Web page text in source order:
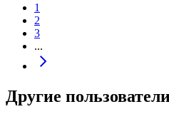
1
2
3
...
Другие